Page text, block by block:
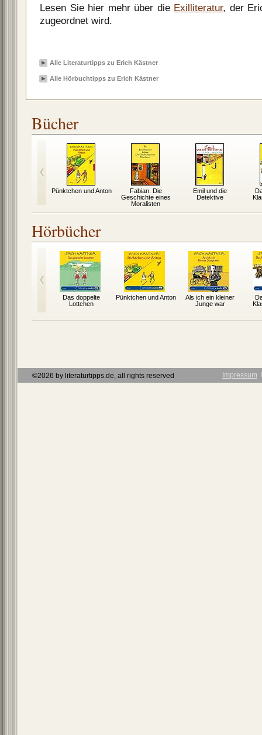
Lesen Sie hier mehr über die Exilliteratur, der
zugeordnet wird.
Alle Literaturtipps zu Erich Kästner
Alle Hörbuchtipps zu Erich Kästner
Bücher
Pünktchen und Anton
Fabian. Die
Geschichte eines
Moralisten
Emil und die
Detektive
Hörbücher
Das doppelte
Lottchen
Pünktchen und Anton
Als ich ein kleiner
Junge war
©2026 by literaturtipps.de, all rights reserved Impressum